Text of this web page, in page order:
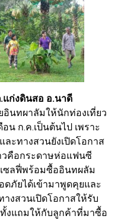
ก่งดินสอ อ.นาดี
อินทผาลัมให้นักท่องเที่ยว
น ก.ค.เป็นต้นไป เพราะ
ละทางสวนยังเปิดโอกาส
วคือกระดาษห่อแฟนซี
ซลฟี่พร้อมซื้ออินทผลัม
ดภัยได้เข้ามาพูดคุยและ
งสวนเปิดโอกาสให้รับ
งแถมให้กับลูกค้าที่มาซื้อ